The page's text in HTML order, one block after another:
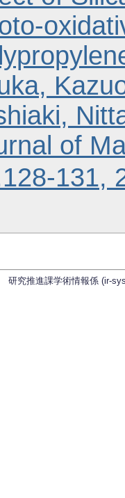
of
131,
研究推進課学術情報係 (ir-